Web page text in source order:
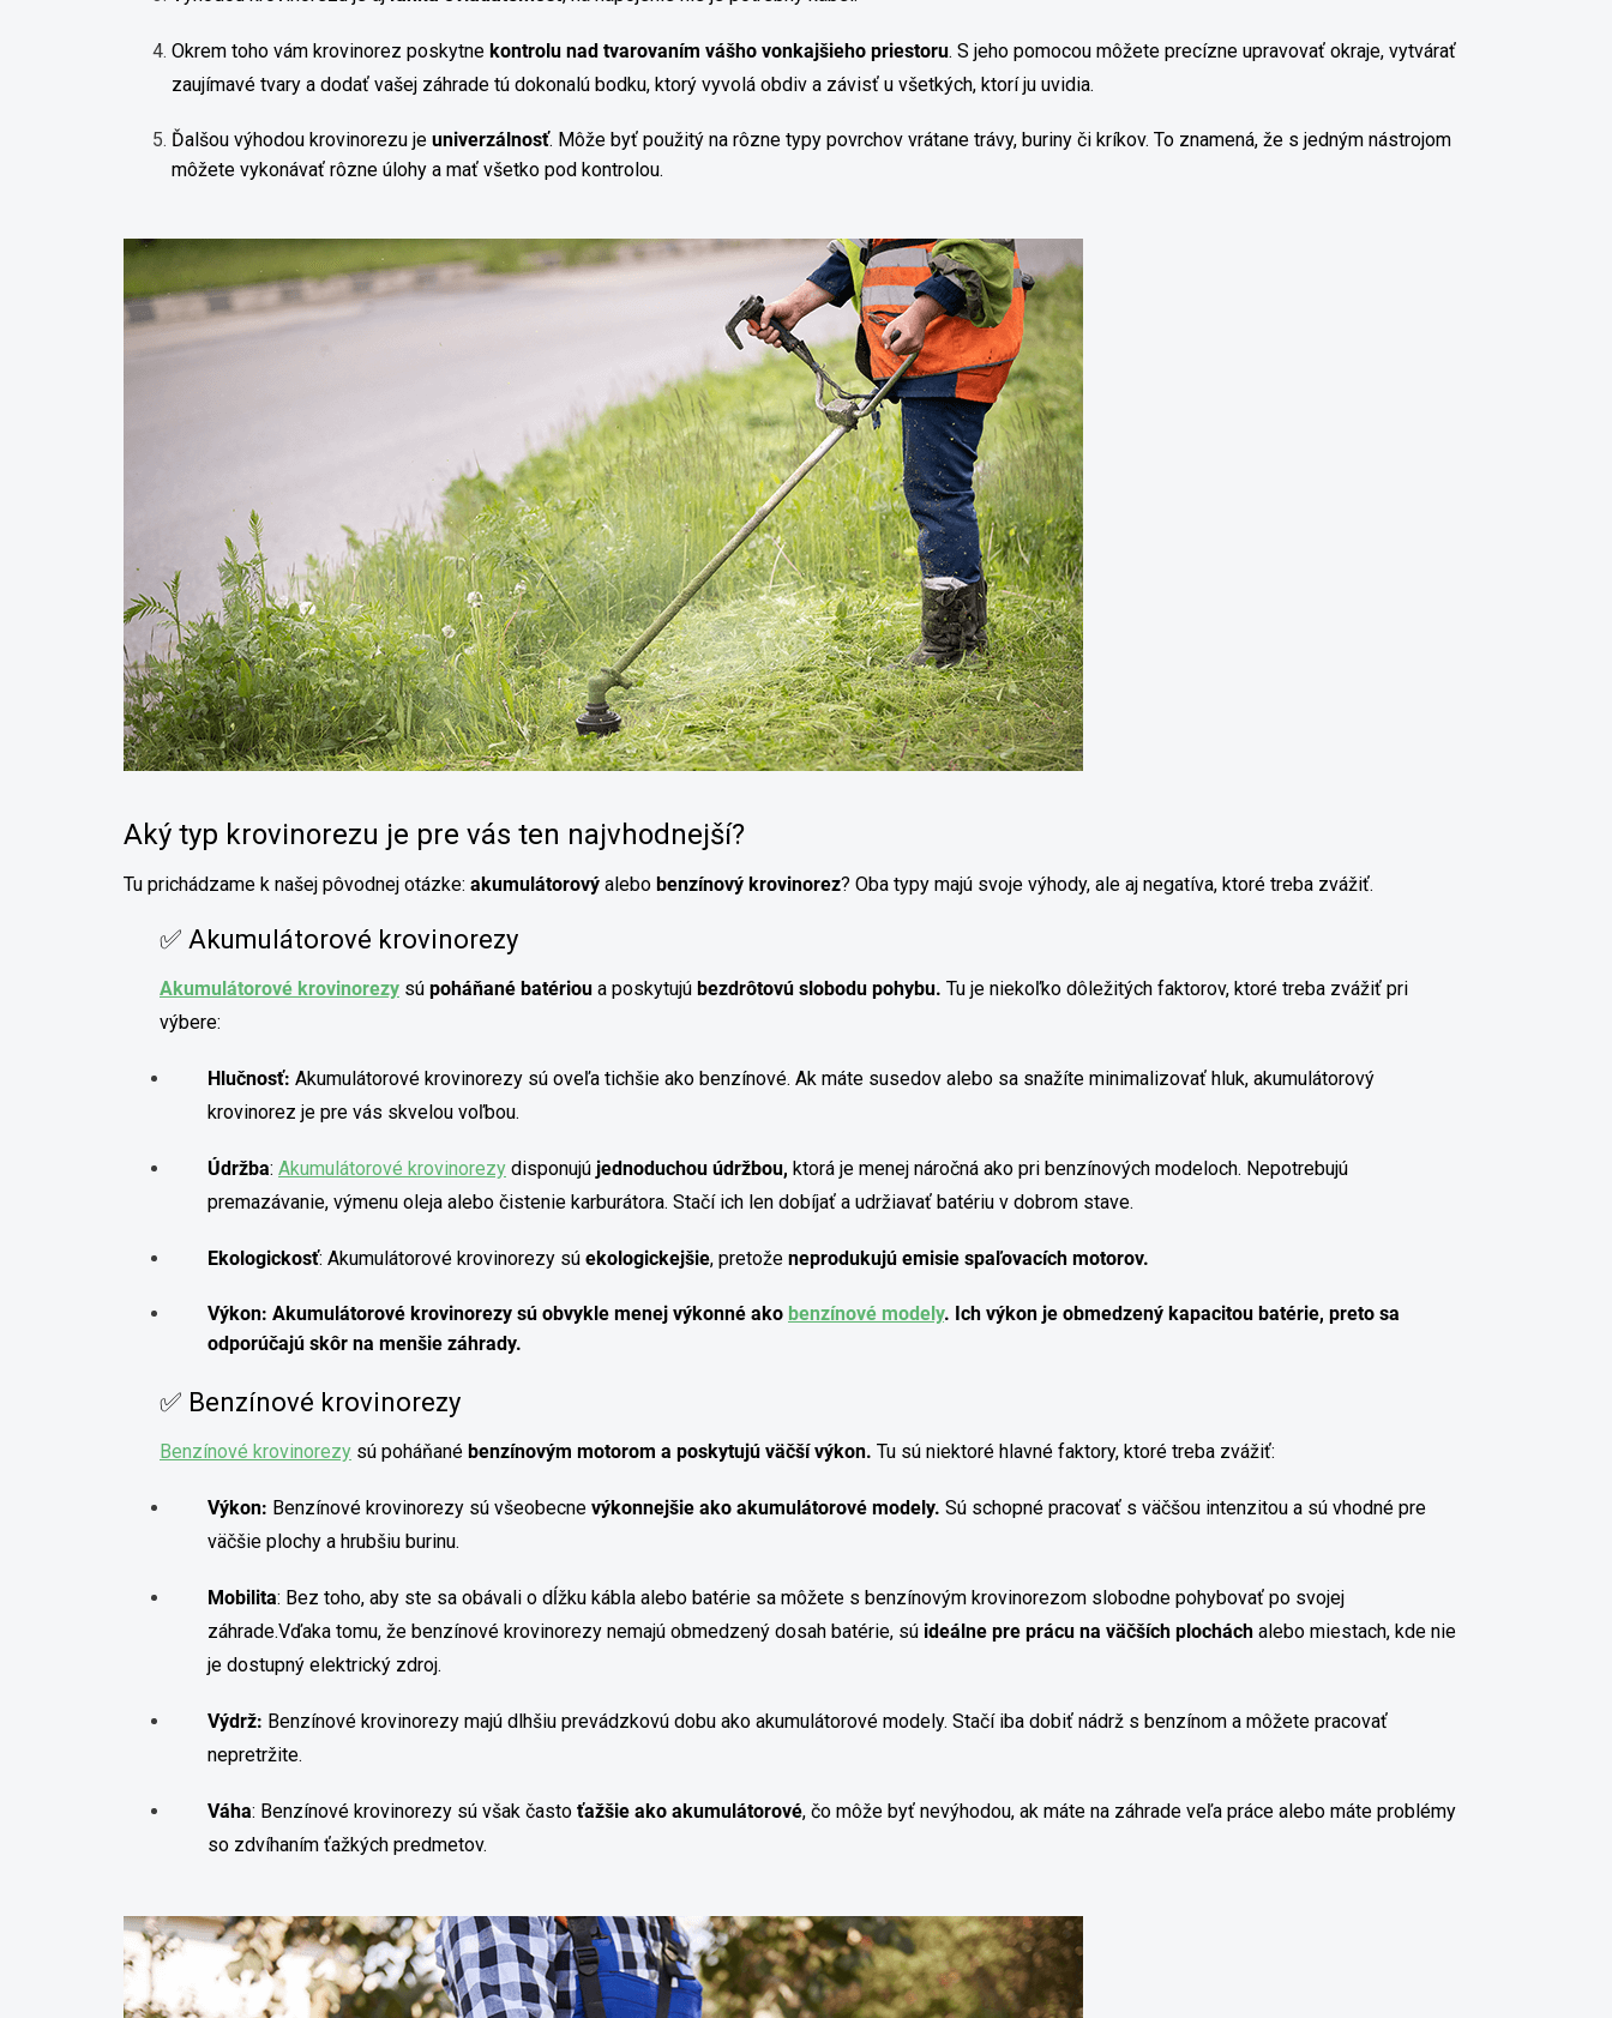
Okrem toho vám krovinorez poskytne kontrolu nad tvarovaním vášho vonkajšieho priestoru. S jeho pomocou môžete precízne upravovať okraje, vytvárať
zaujímavé tvary a dodať vašej záhrade tú dokonalú bodku, ktorý vyvolá obdiv a závisť u všetkých, ktorí ju uvidia.
Ďalšou výhodou krovinorezu je univerzálnosť. Môže byť použitý na rôzne typy povrchov vrátane trávy, buriny či kríkov. To znamená, že s jedným nástrojom
môžete vykonávať rôzne úlohy a mať všetko pod kontrolou.
Aký typ krovinorezu je pre vás ten najvhodnejší?
Tu prichádzame k našej pôvodnej otázke: akumulátorový alebo benzínový krovinorez? Oba typy majú svoje výhody, ale aj negatíva, ktoré treba zvážiť.
✅ Akumulátorové krovinorezy
Akumulátorové krovinorezy sú poháňané batériou a poskytujú bezdrôtovú slobodu pohybu. Tu je niekoľko dôležitých faktorov, ktoré treba zvážiť pri
výbere:
Hlučnosť: Akumulátorové krovinorezy sú oveľa tichšie ako benzínové. Ak máte susedov alebo sa snažíte minimalizovať hluk, akumulátorový
krovinorez je pre vás skvelou voľbou.
Údržba: Akumulátorové krovinorezy disponujú jednoduchou údržbou, ktorá je menej náročná ako pri benzínových modeloch. Nepotrebujú
premazávanie, výmenu oleja alebo čistenie karburátora. Stačí ich len dobíjať a udržiavať batériu v dobrom stave.
Ekologickosť: Akumulátorové krovinorezy sú ekologickejšie, pretože neprodukujú emisie spaľovacích motorov.
Výkon: Akumulátorové krovinorezy sú obvykle menej výkonné ako benzínové modely. Ich výkon je obmedzený kapacitou batérie, preto sa
odporúčajú skôr na menšie záhrady.
✅ Benzínové krovinorezy
Benzínové krovinorezy sú poháňané benzínovým motorom a poskytujú väčší výkon. Tu sú niektoré hlavné faktory, ktoré treba zvážiť:
Výkon: Benzínové krovinorezy sú všeobecne výkonnejšie ako akumulátorové modely. Sú schopné pracovať s väčšou intenzitou a sú vhodné pre
väčšie plochy a hrubšiu burinu.
Mobilita: Bez toho, aby ste sa obávali o dĺžku kábla alebo batérie sa môžete s benzínovým krovinorezom slobodne pohybovať po svojej
záhrade.Vďaka tomu, že benzínové krovinorezy nemajú obmedzený dosah batérie, sú ideálne pre prácu na väčších plochách alebo miestach, kde nie
je dostupný elektrický zdroj.
Výdrž: Benzínové krovinorezy majú dlhšiu prevádzkovú dobu ako akumulátorové modely. Stačí iba dobiť nádrž s benzínom a môžete pracovať
nepretržite.
Váha: Benzínové krovinorezy sú však často ťažšie ako akumulátorové, čo môže byť nevýhodou, ak máte na záhrade veľa práce alebo máte problémy
so zdvíhaním ťažkých predmetov.